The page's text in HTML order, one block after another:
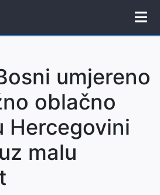
umjereno
oblačno
Hercegovini
malu